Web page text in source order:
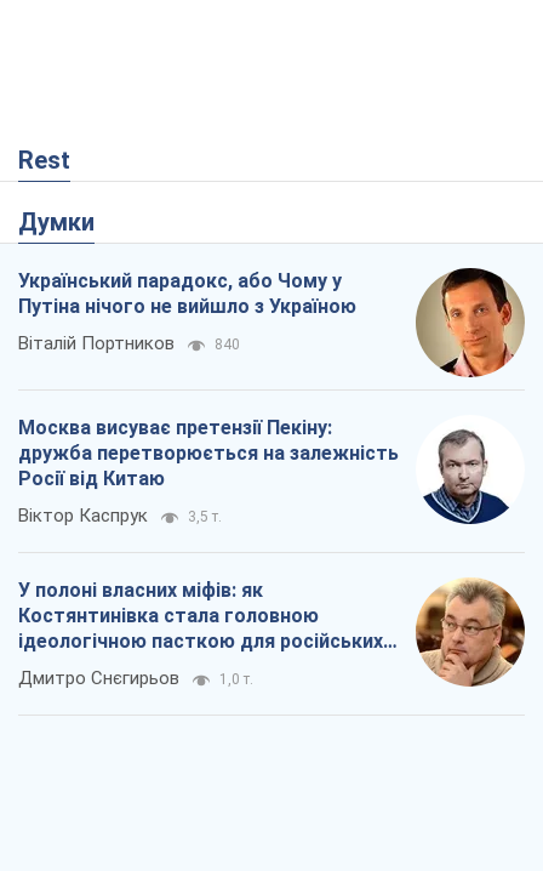
Rest
Думки
Український парадокс, або Чому у
Путіна нічого не вийшло з Україною
Віталій Портников 840
Москва висуває претензії Пекіну:
дружба перетворюється на залежність
Росії від Китаю
Віктор Каспрук 3,5 т.
У полоні власних міфів: як
Костянтинівка стала головною
ідеологічною пасткою для російських
окупантів
Дмитро Снєгирьов 1,0 т.